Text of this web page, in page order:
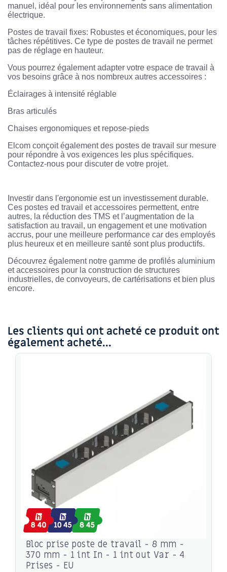
manuel, idéal pour les environnements sans alimentation
électrique.
Postes de travail fixes: Robustes et économiques, pour les
tâches répétitives. Ce type de postes de travail ne permet
pas de réglage en hauteur.
Vous pourrez également adapter votre espace de travail à
vos besoins grâce à nos nombreux autres accessoires :
Éclairages à intensité réglable
Bras articulés
Chaises ergonomiques et repose-pieds
Elcom conçoit également des postes de travail sur mesure
pour répondre à vos exigences les plus spécifiques.
Contactez-nous pour discuter de votre projet.
Investir dans l'ergonomie est un investissement durable.
Ces postes ed travail et accessoires permettent, entre
autres, la réduction des TMS et l’augmentation de la
satisfaction au travail, un engagement et une motivation
accrus, pour une meilleure performance car des employés
plus heureux et en meilleure santé sont plus productifs.
Découvrez également notre gamme de profilés aluminium
et accessoires pour la construction de structures
industrielles, de convoyeurs, de cartérisations et bien plus
encore.
Les clients qui ont acheté ce produit ont
également acheté...
Bloc prise poste de travail - 8 mm -
370 mm - 1 int In - 1 int out Var - 4
Prises - EU